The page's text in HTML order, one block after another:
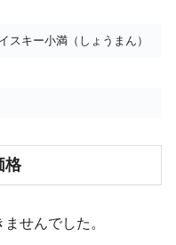
スキー小満（しょうまん）
格
せんでした。